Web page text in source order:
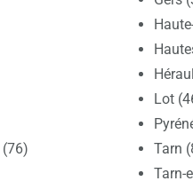
Lot
Tarn
Tarn-